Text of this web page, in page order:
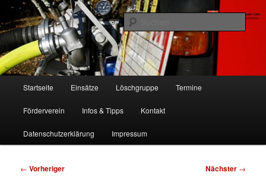
Zum
primären
Inhalt
springenFF Köln, LG RD
Freiwillige Feuerwehr Köln, Löschgruppe Rodenkirchen
Startseite Einsätze Löschgruppe Termine
Förderverein Infos & Tipps Kontakt
Datenschutzerklärung Impressum
Beitragsnavigation
← Vorheriger Nächster →